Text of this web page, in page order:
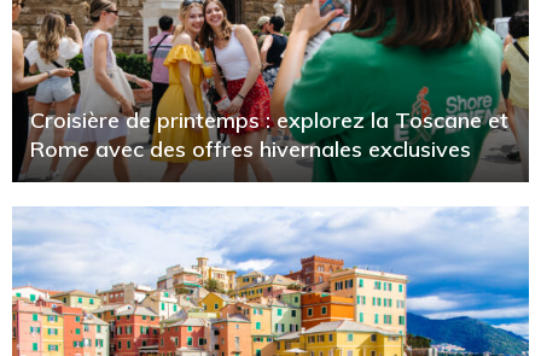
Croisière de printemps : explorez la Toscane et
Rome avec des offres hivernales exclusives